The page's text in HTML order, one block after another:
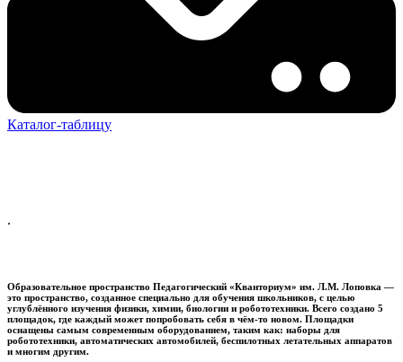
Каталог-таблицу
.
Образовательное пространство Педагогический «Кванториум» им. Л.М. Лоповка —
это пространство, созданное специально для обучения школьников, с целью
углублённого изучения физики, химии, биологии и робототехники. Всего создано 5
площадок, где каждый может попробовать себя в чём-то новом. Площадки
оснащены самым современным оборудованием, таким как: наборы для
робототехники, автоматических автомобилей, беспилотных летательных аппаратов
и многим другим.